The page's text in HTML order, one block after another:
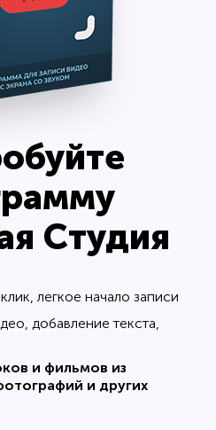
Cтудия
легкое начало записи
добавление текста,
и фильмов из
и других